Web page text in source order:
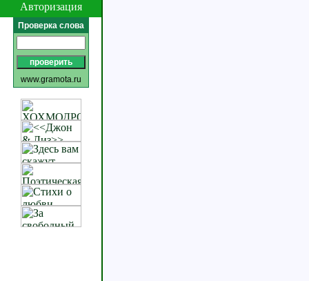
Авторизация
Проверка слова
www.gramota.ru